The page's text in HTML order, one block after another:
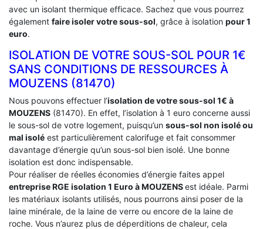
avec un isolant thermique efficace. Sachez que vous pourrez
également faire isoler votre sous-sol, grâce à isolation pour 1
euro.
ISOLATION DE VOTRE SOUS-SOL POUR 1€
SANS CONDITIONS DE RESSOURCES À
‎MOUZENS (81470)
Nous pouvons effectuer l’isolation de votre sous-sol 1€ à
MOUZENS (81470). En effet, l’isolation à 1 euro concerne aussi
le sous-sol de votre logement, puisqu’un sous-sol non isolé ou
mal isolé est particulièrement calorifuge et fait consommer
davantage d’énergie qu’un sous-sol bien isolé. Une bonne
isolation est donc indispensable.
Pour réaliser de réelles économies d’énergie faites appel
entreprise RGE isolation 1 Euro à MOUZENSest idéale. Parmi
les matériaux isolants utilisés, nous pourrons ainsi poser de la
laine minérale, de la laine de verre ou encore de la laine de
roche. Vous n’aurez plus de déperditions de chaleur, cela